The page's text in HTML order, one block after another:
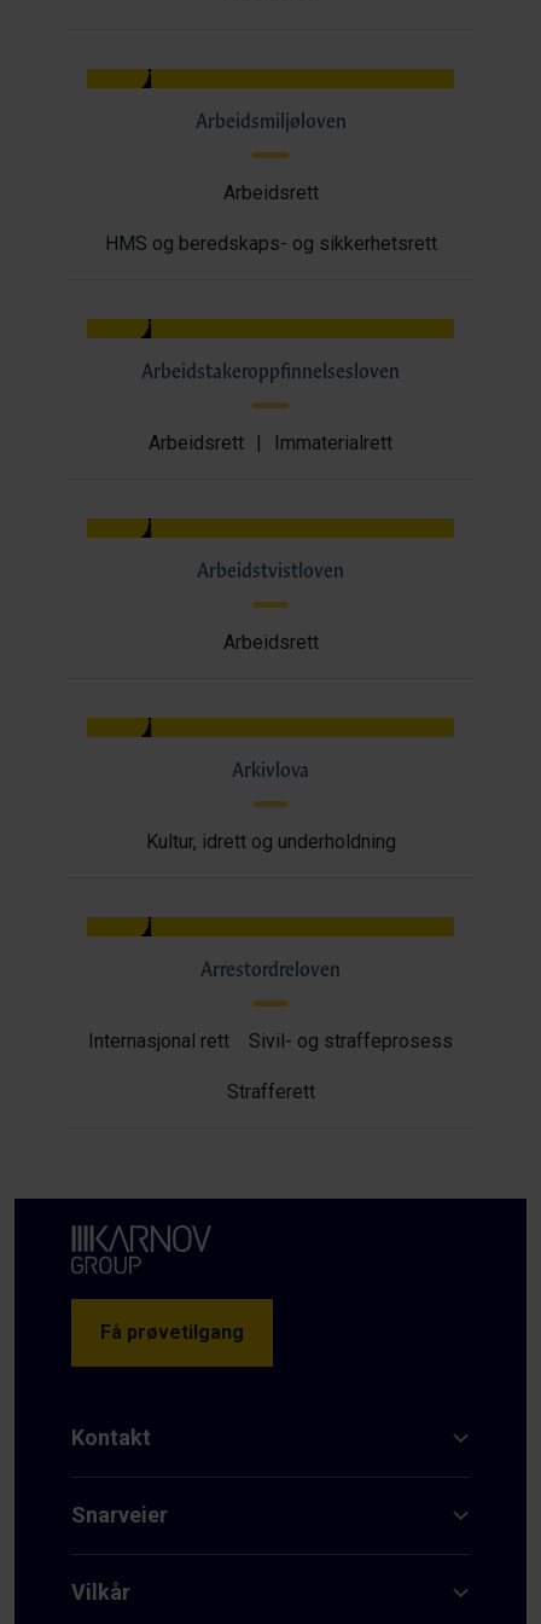
Arbeidsmiljøloven
Arbeidsrett
HMS og beredskaps- og sikkerhetsrett
Arbeidstakeroppfinnelsesloven
Arbeidsrett | Immaterialrett
Arbeidstvistloven
Arbeidsrett
Arkivlova
Kultur, idrett og underholdning
Arrestordreloven
Internasjonal rett Sivil- og straffeprosess
Strafferett
Få prøvetilgang
Kontakt
Snarveier
Vilkår